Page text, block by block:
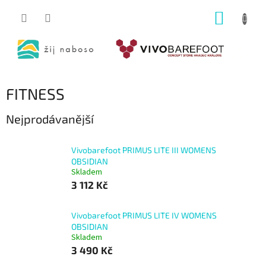
FITNESS
Nejprodávanější
Vivobarefoot PRIMUS LITE III WOMENS
OBSIDIAN
Skladem
3 112 Kč
Vivobarefoot PRIMUS LITE IV WOMENS
OBSIDIAN
Skladem
3 490 Kč